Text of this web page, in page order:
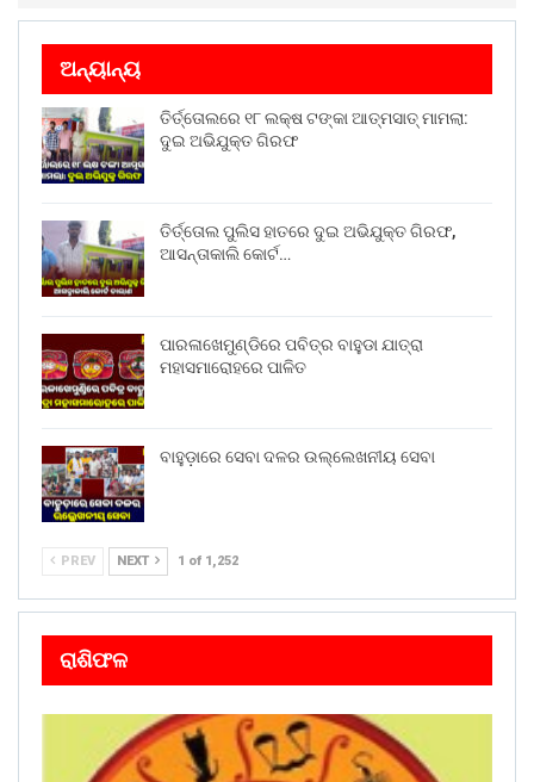
ଅନ୍ୟାନ୍ୟ
ତିର୍ତ୍ତୋଲରେ ୧୮ ଲକ୍ଷ ଟଙ୍କା ଆତ୍ମସାତ୍ ମାମଲା:
ଦୁଇ ଅଭିଯୁକ୍ତ ଗିରଫ
ତିର୍ତ୍ତୋଲ ପୁଲିସ ହାତରେ ଦୁଇ ଅଭିଯୁକ୍ତ ଗିରଫ,
ଆସନ୍ତାକାଲି କୋର୍ଟ…
ପାରଳାଖେମୁଣ୍ଡିରେ ପବିତ୍ର ବାହୁଡା ଯାତ୍ରା
ମହାସମାରୋହରେ ପାଳିତ
ବାହୁଡ଼ାରେ ସେବା ଦଳର ଉଲ୍ଲେଖନୀୟ ସେବା
PREV NEXT 1 of 1,252
ରାଶିଫଳ